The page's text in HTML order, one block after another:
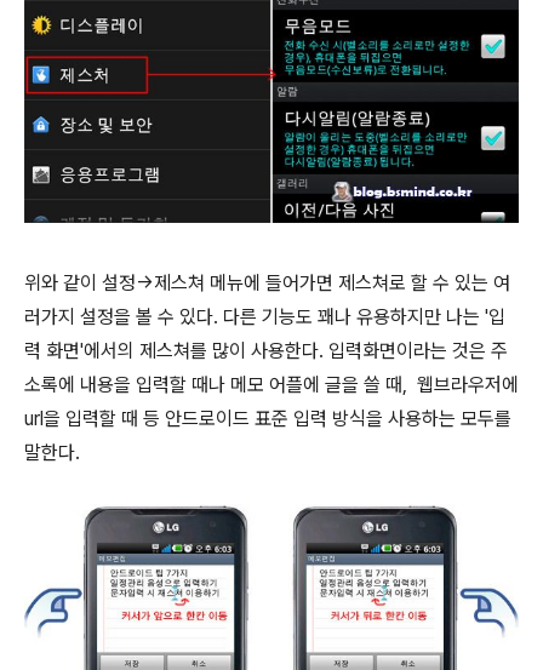
위와 같이 설정->제스쳐 메뉴에 들어가면 제스쳐로 할 수 있는 여
러가지 설정을 볼 수 있다. 다른 기능도 꽤나 유용하지만 나는 '입
력 화면'에서의 제스쳐를 많이 사용한다. 입력화면이라는 것은 주
소록에 내용을 입력할 때나 메모 어플에 글을 쓸 때, 웹브라우저에
url을 입력할 때 등 안드로이드 표준 입력 방식을 사용하는 모두를
말한다.